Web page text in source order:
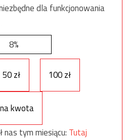
dla funkcjonowania
8%
50 zł 100 zł
kwota
nas tym miesiącu: Tutaj